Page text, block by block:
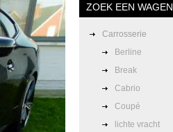
ZOEK EEN WAGEN
Carrosserie
Berline
Break
Cabrio
Coupé
lichte vracht